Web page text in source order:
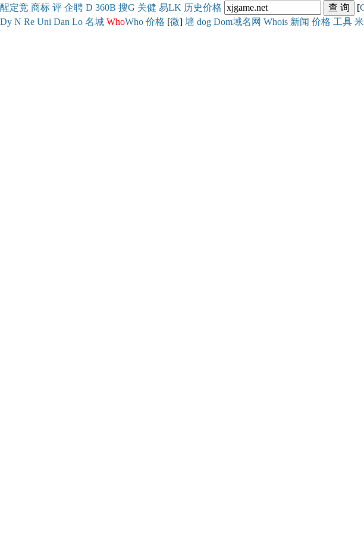
醒定竞 商标 评 企聘 D 360B 搜G 关健 易LK 历史价格 [
Dy N Re Uni Dan Lo 名城 WhoWho 价格 [微] 墙 dog Dom域名网 Whois 新闻 价格 工具